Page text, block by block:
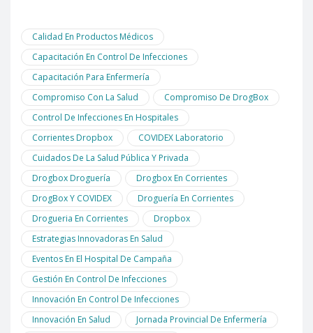
Calidad En Productos Médicos
Capacitación En Control De Infecciones
Capacitación Para Enfermería
Compromiso Con La Salud
Compromiso De DrogBox
Control De Infecciones En Hospitales
Corrientes Dropbox
COVIDEX Laboratorio
Cuidados De La Salud Pública Y Privada
Drogbox Droguería
Drogbox En Corrientes
DrogBox Y COVIDEX
Droguería En Corrientes
Drogueria En Corrientes
Dropbox
Estrategias Innovadoras En Salud
Eventos En El Hospital De Campaña
Gestión En Control De Infecciones
Innovación En Control De Infecciones
Innovación En Salud
Jornada Provincial De Enfermería